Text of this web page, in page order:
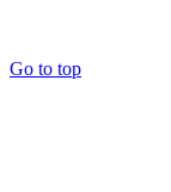
Go to top